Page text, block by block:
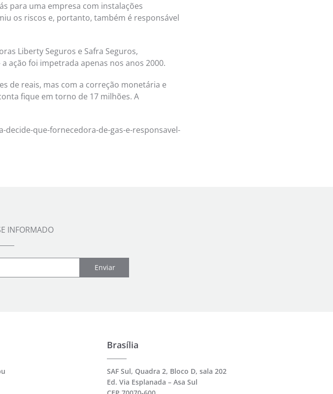
para uma empresa com instalações
os riscos e, portanto, também é responsável
Liberty Seguros e Safra Seguros,
a ação foi impetrada apenas nos anos 2000.
de reais, mas com a correção monetária e
fique em torno de 17 milhões. A
que-fornecedora-de-gas-e-responsavel-
INFORMADO
Enviar
Brasília
SAF Sul, Quadra 2, Bloco D, sala 202
Ed. Via Esplanada – Asa Sul